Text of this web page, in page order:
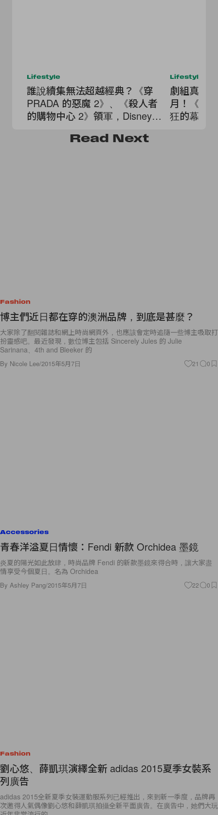
Lifestyle
誰說續集無法超越經典？《穿
PRADA 的惡魔 2》、《殺人者
的購物中心 2》領軍，Disney+
Lifestyle
劇組真的
月！《奧
狂的幕後
Read Next
Fashion
博主們近日都在穿的澳洲品牌，到底是甚麼？
大家除了翻閱雜誌和網上時尚網頁外，也應該會定時追隨一些博主吸取打
扮靈感吧。最近發現，數位博主包括 Sincerely Jules 的 Julie
Sarinana、4th and Bleeker 的
By Nicole Lee/2015年5月7日 21 0
Accessories
青春洋溢夏日情懷：Fendi 新款 Orchidea 墨鏡
炎夏的陽光如此放肆，時尚品牌 Fendi 的新款墨鏡來得合時，讓大家盡
情享受今個夏日。名為 Orchidea
By Ashley Pang/2015年5月7日 22 0
Fashion
劉心悠、薛凱琪演繹全新 adidas 2015夏季女裝系
列廣告
adidas 2015全新夏季女裝運動服系列已經推出，來到新一季度，品牌再
次邀得人氣偶像劉心悠和薛凱琪拍攝全新平面廣告。在廣告中，她們大玩